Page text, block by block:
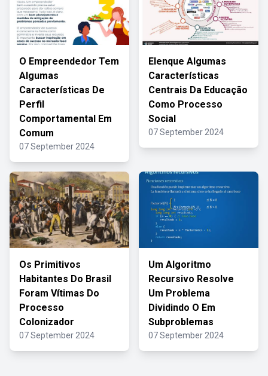
O Empreendedor Tem
Algumas
Características De
Perfil
Comportamental Em
Comum
07 September 2024
Elenque Algumas
Características
Centrais Da Educação
Como Processo
Social
07 September 2024
Os Primitivos
Habitantes Do Brasil
Foram Vítimas Do
Processo
Colonizador
07 September 2024
Um Algoritmo
Recursivo Resolve
Um Problema
Dividindo O Em
Subproblemas
07 September 2024